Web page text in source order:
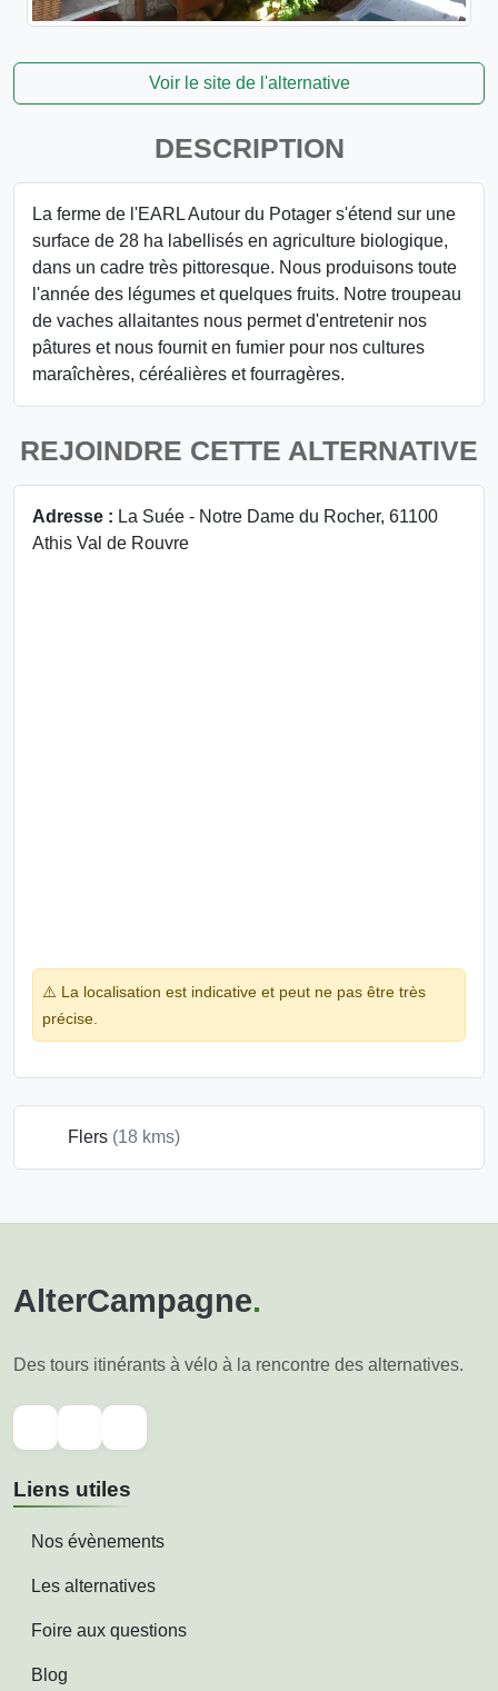
Voir le site de l'alternative
DESCRIPTION
La ferme de l'EARL Autour du Potager s'étend sur une
surface de 28 ha labellisés en agriculture biologique,
dans un cadre très pittoresque. Nous produisons toute
l'année des légumes et quelques fruits. Notre troupeau
de vaches allaitantes nous permet d'entretenir nos
pâtures et nous fournit en fumier pour nos cultures
maraîchères, céréalières et fourragères.
REJOINDRE CETTE ALTERNATIVE
Adresse : La Suée - Notre Dame du Rocher, 61100
Athis Val de Rouvre
⚠️ La localisation est indicative et peut ne pas être très
précise.
Flers (18 kms)
AlterCampagne.
Des tours itinérants à vélo à la rencontre des alternatives.
Liens utiles
Nos évènements
Les alternatives
Foire aux questions
Blog